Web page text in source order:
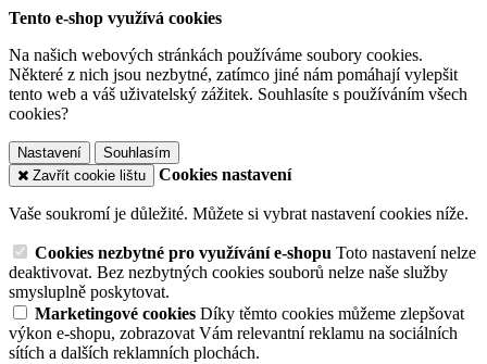
Tento e-shop využívá cookies
Na našich webových stránkách používáme soubory cookies.
Některé z nich jsou nezbytné, zatímco jiné nám pomáhají vylepšit
tento web a váš uživatelský zážitek. Souhlasíte s používáním všech
cookies?
Nastavení
Souhlasím
Zavřít cookie lištu
Cookies nastavení
Vaše soukromí je důležité. Můžete si vybrat nastavení cookies níže.
Cookies nezbytné pro využívání e-shopu Toto nastavení nelze
deaktivovat. Bez nezbytných cookies souborů nelze naše služby
smysluplně poskytovat.
Marketingové cookies Díky těmto cookies můžeme zlepšovat
výkon e-shopu, zobrazovat Vám relevantní reklamu na sociálních
sítích a dalších reklamních plochách.